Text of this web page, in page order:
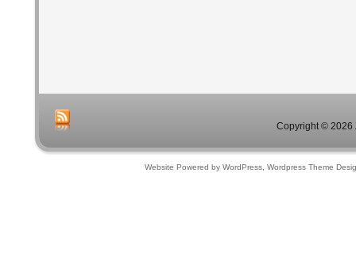
Copyright © 2026
Website Powered by WordPress, Wordpress Theme